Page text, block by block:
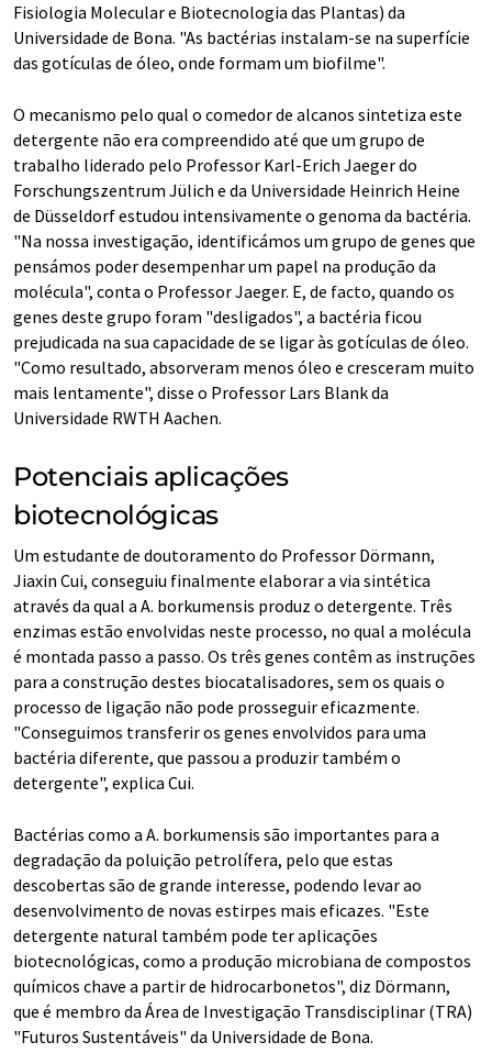
Fisiologia Molecular e Biotecnologia das Plantas) da
Universidade de Bona. "As bactérias instalam-se na superfície
das gotículas de óleo, onde formam um biofilme".
O mecanismo pelo qual o comedor de alcanos sintetiza este
detergente não era compreendido até que um grupo de
trabalho liderado pelo Professor Karl-Erich Jaeger do
Forschungszentrum Jülich e da Universidade Heinrich Heine
de Düsseldorf estudou intensivamente o genoma da bactéria.
"Na nossa investigação, identificámos um grupo de genes que
pensámos poder desempenhar um papel na produção da
molécula", conta o Professor Jaeger. E, de facto, quando os
genes deste grupo foram "desligados", a bactéria ficou
prejudicada na sua capacidade de se ligar às gotículas de óleo.
"Como resultado, absorveram menos óleo e cresceram muito
mais lentamente", disse o Professor Lars Blank da
Universidade RWTH Aachen.
Potenciais aplicações
biotecnológicas
Um estudante de doutoramento do Professor Dörmann,
Jiaxin Cui, conseguiu finalmente elaborar a via sintética
através da qual a A. borkumensis produz o detergente. Três
enzimas estão envolvidas neste processo, no qual a molécula
é montada passo a passo. Os três genes contêm as instruções
para a construção destes biocatalisadores, sem os quais o
processo de ligação não pode prosseguir eficazmente.
"Conseguimos transferir os genes envolvidos para uma
bactéria diferente, que passou a produzir também o
detergente", explica Cui.
Bactérias como a A. borkumensis são importantes para a
degradação da poluição petrolífera, pelo que estas
descobertas são de grande interesse, podendo levar ao
desenvolvimento de novas estirpes mais eficazes. "Este
detergente natural também pode ter aplicações
biotecnológicas, como a produção microbiana de compostos
químicos chave a partir de hidrocarbonetos", diz Dörmann,
que é membro da Área de Investigação Transdisciplinar (TRA)
"Futuros Sustentáveis" da Universidade de Bona.